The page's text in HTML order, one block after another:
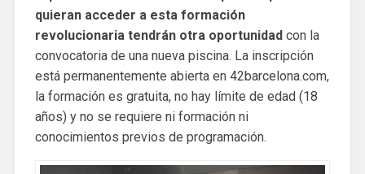
quieran acceder a esta formación
revolucionaria tendrán otra oportunidadcon la
convocatoria de una nueva piscina. La inscripción
está permanentemente abierta en 42barcelona.com,
la formación es gratuita, no hay límite de edad (18
años) y no se requiere ni formación ni
conocimientos previos de programación.